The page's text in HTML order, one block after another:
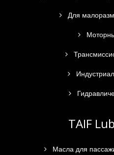
Для
TAIF
Масла для